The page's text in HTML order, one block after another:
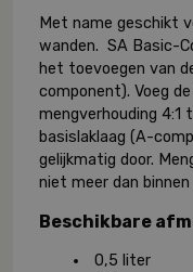
Met name geschikt
wanden. SA Basic-
het toevoegen van
component). Voeg
mengverhouding 4:1
basislaklaag (A-
gelijkmatig door.
niet meer dan
Beschikbare
0,5 liter